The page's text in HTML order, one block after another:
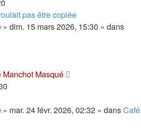
pas être copiée
» dim. 15 mars 2026, 15:30 » dans
Manchot Masqué
» mar. 24 févr. 2026, 02:32 » dansCafé